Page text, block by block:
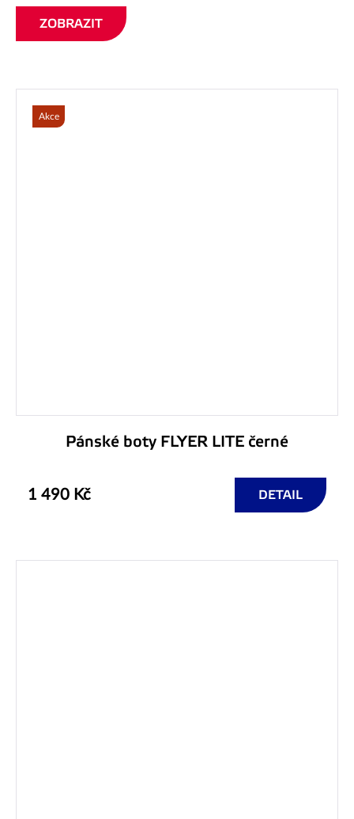
ZOBRAZIT
Akce
Pánské boty FLYER LITE černé
1 490 Kč DETAIL